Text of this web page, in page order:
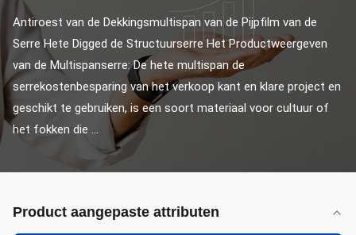
Antiroest van de Dekkingsmultispan van de Pijpfilm van de
Serre Hete Digged de Structuurserre Het Productweergeven
van de Multispanserre: De hete multispan de
serrekostenbesparing van het verkoop kant en klare project en
geschikt te gebruiken, is een soort materiaal voor cultuur of
het fokken die ...
Product aangepaste attributen